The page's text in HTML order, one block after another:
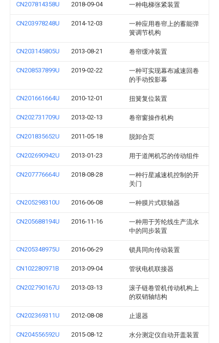
CN207814358U 2018-09-04 一种电梯张紧装置
CN203978248U 2014-12-03
一种应用卷帘上的蓄能弹
簧调节机构
CN203145805U 2013-08-21 卷帘缓冲装置
CN208537899U 2019-02-22
一种可实现幕布减速回卷
的手动投影幕
CN201661664U 2010-12-01 扭簧复位装置
CN202731709U 2013-02-13 卷帘窗操作机构
CN201835652U 2011-05-18 脱卸合页
CN202690942U 2013-01-23 用于道闸机芯的传动组件
CN207776664U 2018-08-28
一种行星减速机控制的开
关门
CN205298310U 2016-06-08 一种膜片式联轴器
CN205688194U 2016-11-16
一种用于芳纶线生产流水
中的同步装置
CN205348975U 2016-06-29 锁具同向传动装置
CN102280971B 2013-09-04 管状电机联接器
CN202790167U 2013-03-13
滚子链卷管机传动机构上
的双销轴结构
CN202369311U 2012-08-08 止退器
CN204556592U 2015-08-12 水分测定仪自动开盖装置